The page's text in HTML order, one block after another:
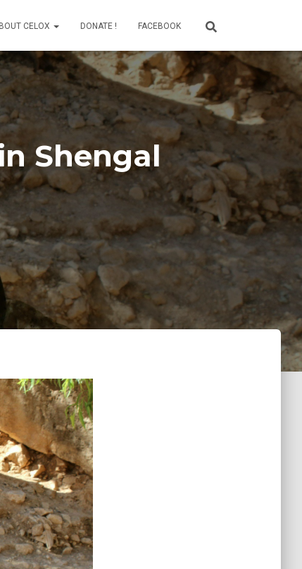
CELOX DONATE ! FACEBOOK
Shengal